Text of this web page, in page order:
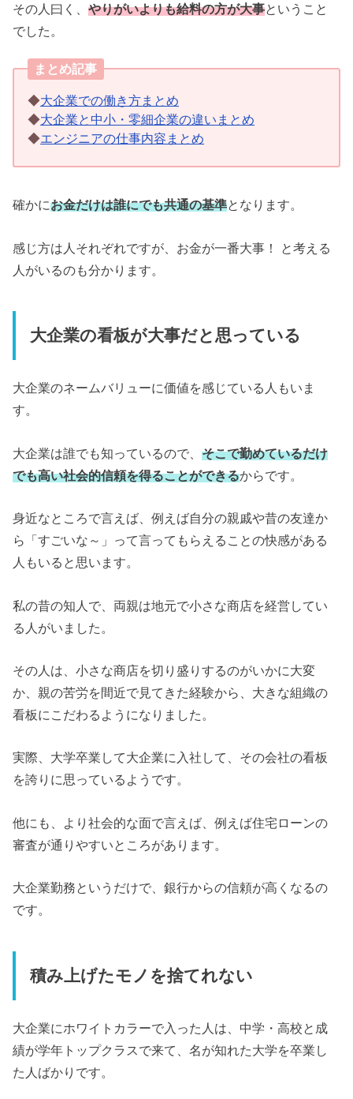
その人曰く、やりがいよりも給料の方が大事ということ
でした。
まとめ記事
◆大企業での働き方まとめ
◆大企業と中小・零細企業の違いまとめ
◆エンジニアの仕事内容まとめ
確かにお金だけは誰にでも共通の基準となります。
感じ方は人それぞれですが、お金が一番大事！ と考える
人がいるのも分かります。
大企業の看板が大事だと思っている
大企業のネームバリューに価値を感じている人もいま
す。
大企業は誰でも知っているので、そこで勤めているだけ
でも高い社会的信頼を得ることができるからです。
身近なところで言えば、例えば自分の親戚や昔の友達か
ら「すごいな～」って言ってもらえることの快感がある
人もいると思います。
私の昔の知人で、両親は地元で小さな商店を経営してい
る人がいました。
その人は、小さな商店を切り盛りするのがいかに大変
か、親の苦労を間近で見てきた経験から、大きな組織の
看板にこだわるようになりました。
実際、大学卒業して大企業に入社して、その会社の看板
を誇りに思っているようです。
他にも、より社会的な面で言えば、例えば住宅ローンの
審査が通りやすいところがあります。
大企業勤務というだけで、銀行からの信頼が高くなるの
です。
積み上げたモノを捨てれない
大企業にホワイトカラーで入った人は、中学・高校と成
績が学年トップクラスで来て、名が知れた大学を卒業し
た人ばかりです。